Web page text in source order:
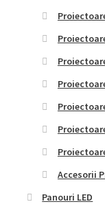
Accesorii
Panouri LED